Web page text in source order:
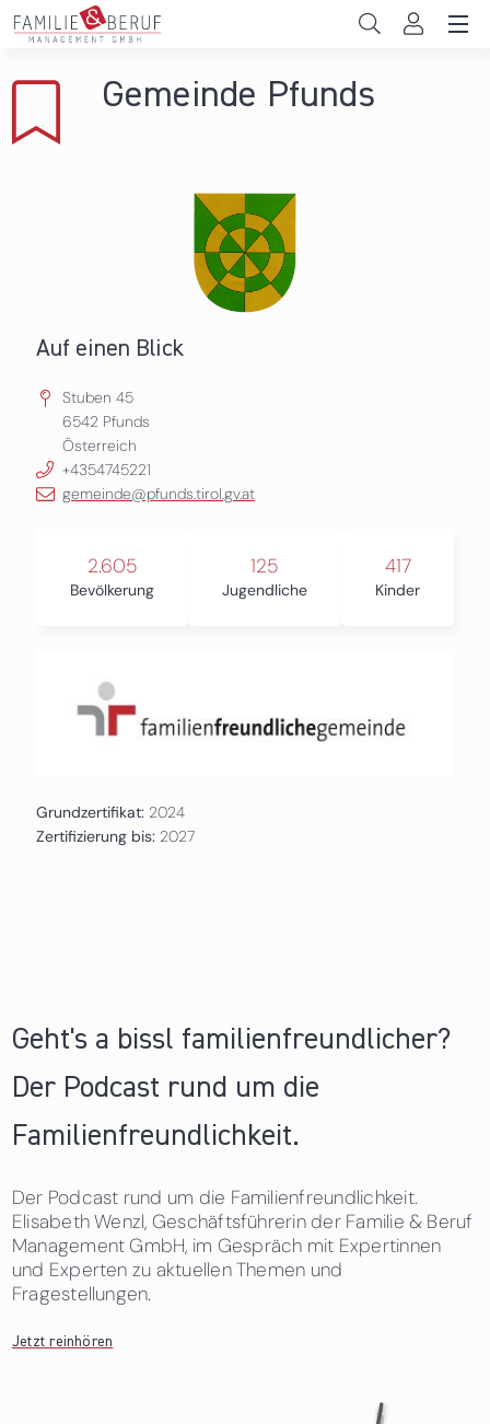
Direkt zum Inhalt
Gemeinden
Gemeinde Pfunds
Auf einen Blick
Stuben 45
6542 Pfunds
Österreich
+4354745221
gemeinde@pfunds.tirol.gv.at
2.605
Bevölkerung
125
Jugendliche
417
Kinder
Grundzertifikat: 2024
Zertifizierung bis: 2027
Geht's a bissl familienfreundlicher?
Der Podcast rund um die
Familienfreundlichkeit.
Der Podcast rund um die Familienfreundlichkeit.
Elisabeth Wenzl, Geschäftsführerin der Familie & Beruf
Management GmbH, im Gespräch mit Expertinnen
und Experten zu aktuellen Themen und
Fragestellungen.
Jetzt reinhören